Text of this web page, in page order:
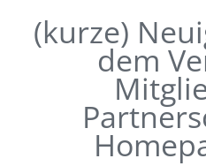
(kurze)
dem